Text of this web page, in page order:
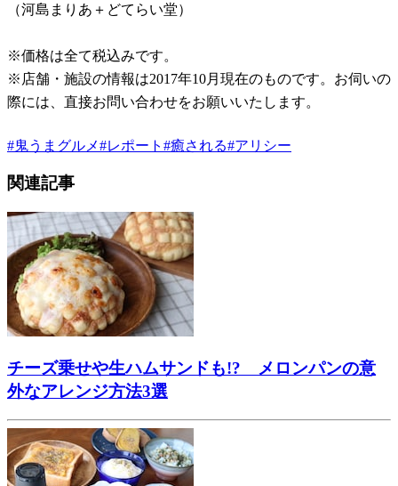
（河島まりあ＋どてらい堂）
※価格は全て税込みです。
※店舗・施設の情報は2017年10月現在のものです。お伺いの
際には、直接お問い合わせをお願いいたします。
#鬼うまグルメ#レポート #癒される#アリシー
関連記事
チーズ乗せや生ハムサンドも!? メロンパンの意
外なアレンジ方法3選